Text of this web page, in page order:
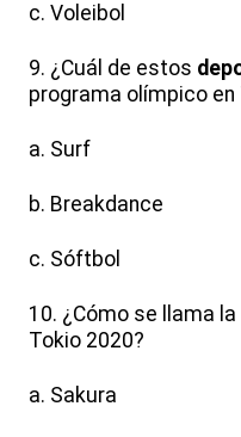
c. Voleibol
9. ¿Cuál de estos
programa olímpico en
a. Surf
b. Breakdance
c. Sóftbol
10. ¿Cómo se llama
Tokio 2020?
a. Sakura